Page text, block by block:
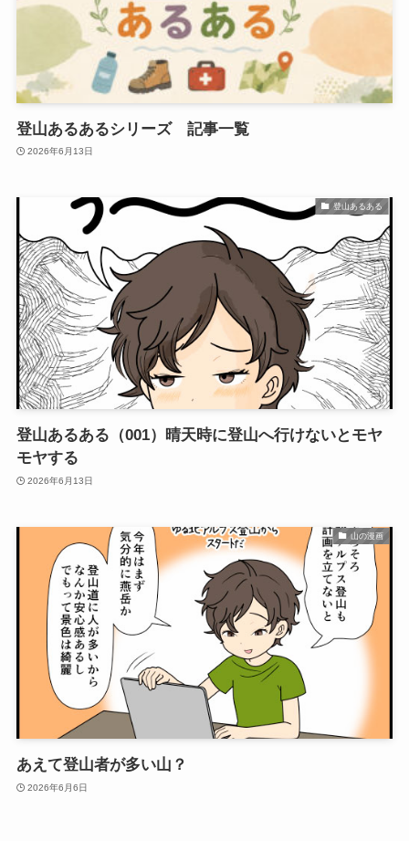
登山あるあるシリーズ 記事一覧
2026年6月13日
登山あるある
登山あるある（001）晴天時に登山へ行けないとモヤ
モヤする
2026年6月13日
山の漫画
あえて登山者が多い山？
2026年6月6日